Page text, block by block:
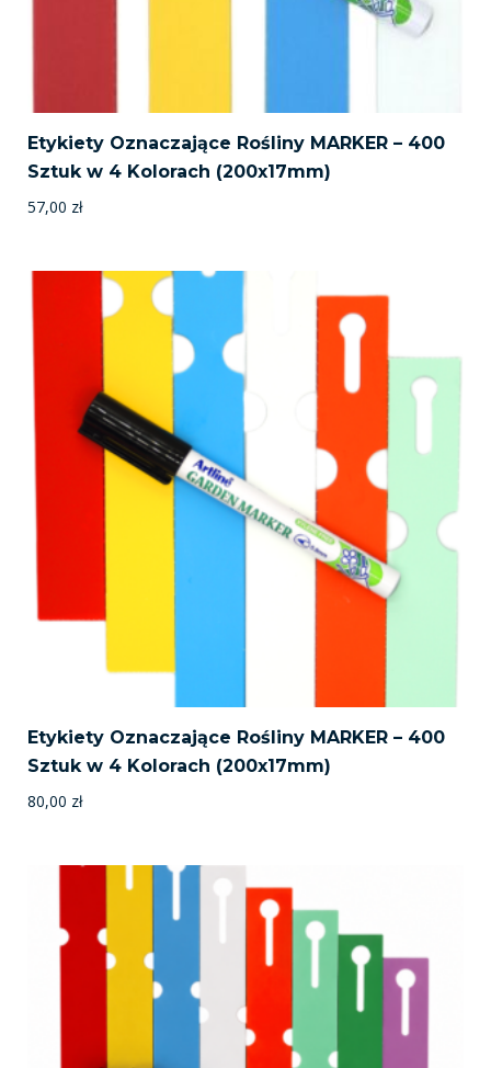
Etykiety Oznaczające Rośliny MARKER – 400
Sztuk w 4 Kolorach (200x17mm)
57,00 zł
Etykiety Oznaczające Rośliny MARKER – 400
Sztuk w 4 Kolorach (200x17mm)
80,00 zł